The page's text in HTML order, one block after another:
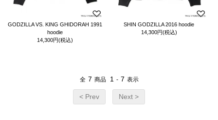
GODZILLA VS. KING GHIDORAH 1991
hoodie
14,300円(税込)
SHIN GODZILLA 2016 hoodie
14,300円(税込)
全 7 商品 1 - 7 表示
< Prev Next >